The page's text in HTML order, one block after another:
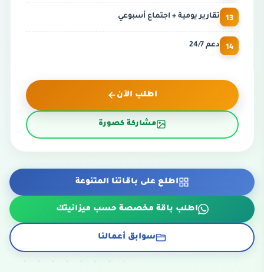
13 تقارير يومية + اجتماع أسبوعي
14 دعم 24/7
اطلب الآن
مشاركة كصورة
اطلع على باقاتنا المتنوعة
اطلب باقة مخصصة حسب ميزانيتك
سوابق أعمالنا